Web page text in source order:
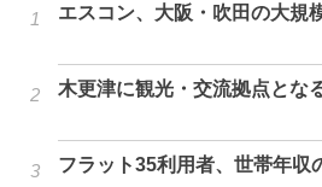
エスコン、大阪・吹田の大規
木更津に観光・交流拠点とな
フラット35利用者、世帯年収